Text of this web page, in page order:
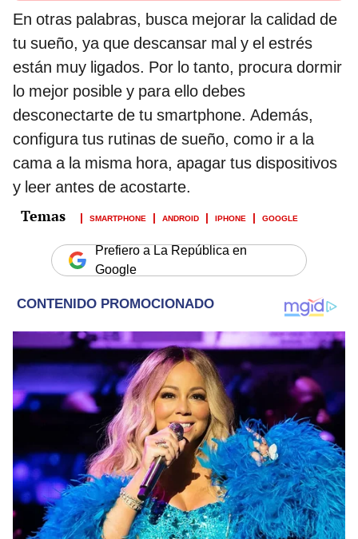
En otras palabras, busca mejorar la calidad de
tu sueño, ya que descansar mal y el estrés
están muy ligados. Por lo tanto, procura dormir
lo mejor posible y para ello debes
desconectarte de tu smartphone. Además,
configura tus rutinas de sueño, como ir a la
cama a la misma hora, apagar tus dispositivos
y leer antes de acostarte.
SMARTPHONE ANDROID IPHONE GOOGLE
Prefiero a La República en
Google